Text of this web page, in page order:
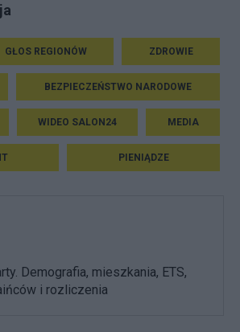
GŁOS REGIONÓW ZDROWIE
BEZPIECZEŃSTWO NARODOWE
WIDEO SALON24 MEDIA
PIENIĄDZE
Demografia, mieszkania, ETS,
i rozliczenia